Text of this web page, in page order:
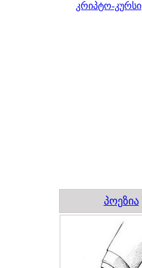
კრიპტო-კურსი
პოეზია